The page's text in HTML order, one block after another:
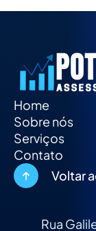
Home
Sobre nós
Serviços
Contato
Voltar
Rua